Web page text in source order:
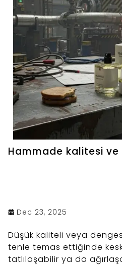
Hammade kalitesi ve
Dec 23, 2025
Düşük kaliteli veya
tenle temas ettiğinde
tatlılaşabilir ya da ağırlaşabilir. •